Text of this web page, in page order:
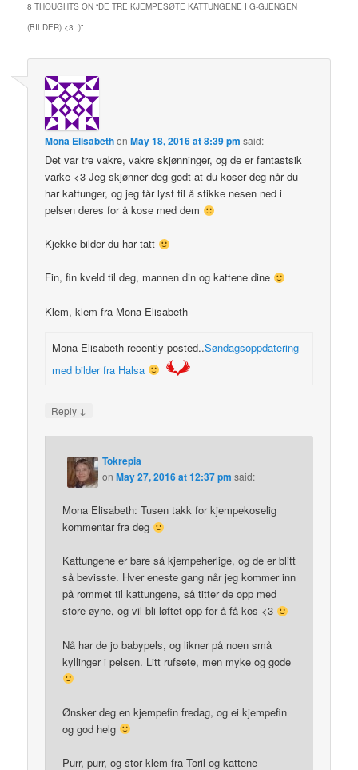
8 THOUGHTS ON “DE TRE KJEMPESØTE KATTUNGENE I G-GJENGEN
(BILDER) <3 :)”
Mona ElisabethonMay 18, 2016 at 8:39 pm said:
Det var tre vakre, vakre skjønninger, og de er fantastsik
varke <3 Jeg skjønner deg godt at du koser deg når du
har kattunger, og jeg får lyst til å stikke nesen ned i
pelsen deres for å kose med dem
Kjekke bilder du har tatt
Fin, fin kveld til deg, mannen din og kattene dine
Klem, klem fra Mona Elisabeth
Mona Elisabeth recently posted..Søndagsoppdatering
med bilder fra Halsa
Reply ↓
Tokrepia
onMay 27, 2016 at 12:37 pm said:
Mona Elisabeth: Tusen takk for kjempekoselig
kommentar fra deg
Kattungene er bare så kjempeherlige, og de er blitt
så bevisste. Hver eneste gang når jeg kommer inn
på rommet til kattungene, så titter de opp med
store øyne, og vil bli løftet opp for å få kos <3
Nå har de jo babypels, og likner på noen små
kyllinger i pelsen. Litt rufsete, men myke og gode
Ønsker deg en kjempefin fredag, og ei kjempefin
og god helg
Purr, purr, og stor klem fra Toril og kattene